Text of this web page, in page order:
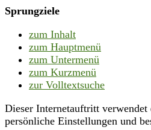
Sprungziele
zum Inhalt
zum Hauptmenü
zum Untermenü
zum Kurzmenü
zur Volltextsuche
Dieser Internetauftritt
persönliche Einstellungen und